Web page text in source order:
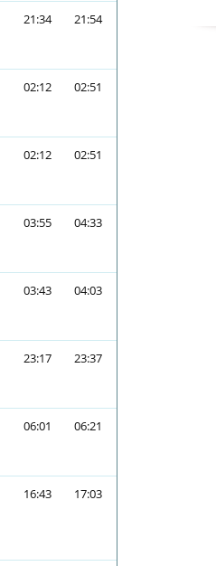
21:34 21:54
02:12 02:51
02:12 02:51
03:55 04:33
03:43 04:03
23:17 23:37
06:01 06:21
16:43 17:03